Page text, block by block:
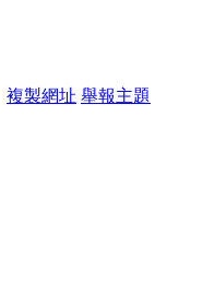
複製網址 舉報主題